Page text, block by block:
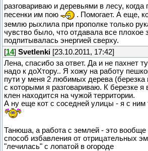
разговариваю и деревьями в лесу, когда
песенки им пою
. Помогает. А еще,
землю рыхлила при прополке только
чувство было, что отдавала все плохое
подпитывалась энергией сверху.
[14] Svetlenki [23.10.2011, 17:42]
Лена, спасибо за ответ. Да и не пахнет
надо к доХтору.. Я хожу на работу
пути у меня 2 любимых дерева (березка
с которыми я разговариваю. К березке я
клен находится на чужой территории.
А ну еще кот с соседней улицы - я с
Танюша, а работа с землей - это
способ избавления от отрицательных
"лечилась" с лопатой в огороде